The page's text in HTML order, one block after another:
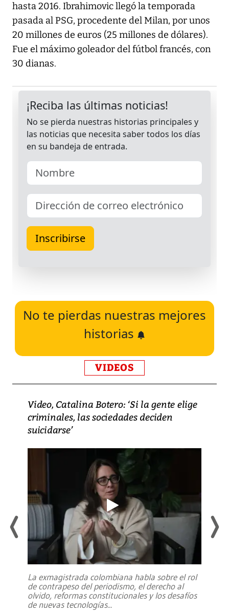
hasta 2016. Ibrahimovic llegó la temporada
pasada al PSG, procedente del Milan, por unos
20 millones de euros (25 millones de dólares).
Fue el máximo goleador del fútbol francés, con
30 dianas.
No te pierdas nuestras mejores
historias
VIDEOS
Video, Catalina Botero: ‘Si la gente elige
criminales, las sociedades deciden
suicidarse’
La exmagistrada colombiana habla sobre el rol
de contrapeso del periodismo, el derecho al
olvido, reformas constitucionales y los desafíos
de nuevas tecnologías...